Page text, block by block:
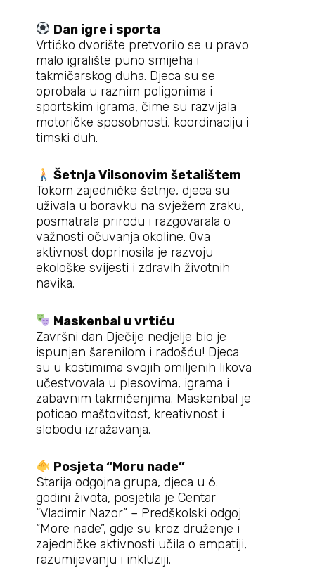
Dan igre i sporta
Vrtićko dvorište pretvorilo se u pravo
malo igralište puno smijeha i
takmičarskog duha. Djeca su se
oprobala u raznim poligonima i
sportskim igrama, čime su razvijala
motoričke sposobnosti, koordinaciju i
timski duh.
Šetnja Vilsonovim šetalištem
Tokom zajedničke šetnje, djeca su
uživala u boravku na svježem zraku,
posmatrala prirodu i razgovarala o
važnosti očuvanja okoline. Ova
aktivnost doprinosila je razvoju
ekološke svijesti i zdravih životnih
navika.
Maskenbal u vrtiću
Završni dan Dječije nedjelje bio je
ispunjen šarenilom i radošću! Djeca
su u kostimima svojih omiljenih likova
učestvovala u plesovima, igrama i
zabavnim takmičenjima. Maskenbal je
poticao maštovitost, kreativnost i
slobodu izražavanja.
Posjeta “Moru nade”
Starija odgojna grupa, djeca u 6.
godini života, posjetila je Centar
“Vladimir Nazor” – Predškolski odgoj
“More nade”, gdje su kroz druženje i
zajedničke aktivnosti učila o empatiji,
razumijevanju i inkluziji.